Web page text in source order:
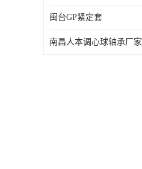
闽台GP紧定套
南昌人本调心球轴承厂家